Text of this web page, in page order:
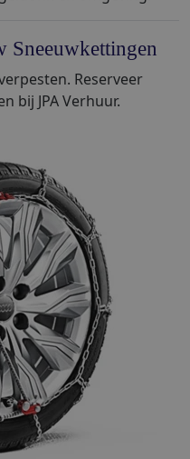
Sneeuwkettingen
Reserveer
bij JPA Verhuur.